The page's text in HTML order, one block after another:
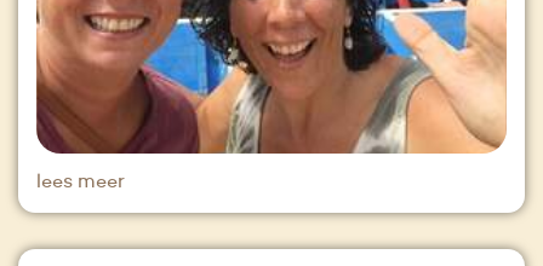
lees meer